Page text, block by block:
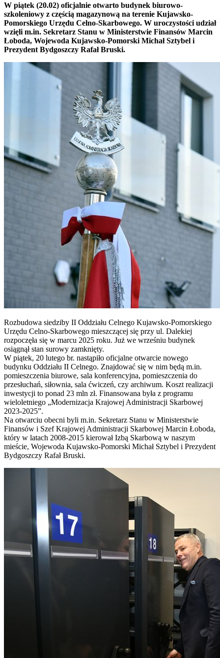
W piątek (20.02) oficjalnie otwarto budynek biurowo-
szkoleniowy z częścią magazynową na terenie Kujawsko-
Pomorskiego Urzędu Celno-Skarbowego. W uroczystości udział
wzięli m.in. Sekretarz Stanu w Ministerstwie Finansów Marcin
Łoboda, Wojewoda Kujawsko-Pomorski Michał Sztybel i
Prezydent Bydgoszczy Rafał Bruski.
Rozbudowa siedziby II Oddziału Celnego Kujawsko-Pomorskiego
Urzędu Celno-Skarbowego mieszczącej się przy ul. Dalekiej
rozpoczęła się w marcu 2025 roku. Już we wrześniu budynek
osiągnął stan surowy zamknięty.
W piątek, 20 lutego br. nastąpiło oficjalne otwarcie nowego
budynku Oddziału II Celnego. Znajdować się w nim będą m.in.
pomieszczenia biurowe, sala konferencyjna, pomieszczenia do
przesłuchań, siłownia, sala ćwiczeń, czy archiwum. Koszt realizacji
inwestycji to ponad 23 mln zł. Finansowana była z programu
wieloletniego „Modernizacja Krajowej Administracji Skarbowej
2023-2025”.
Na otwarciu obecni byli m.in. Sekretarz Stanu w Ministerstwie
Finansów i Szef Krajowej Administracji Skarbowej Marcin Łoboda,
który w latach 2008-2015 kierował Izbą Skarbową w naszym
mieście, Wojewoda Kujawsko-Pomorski Michał Sztybel i Prezydent
Bydgoszczy Rafał Bruski.